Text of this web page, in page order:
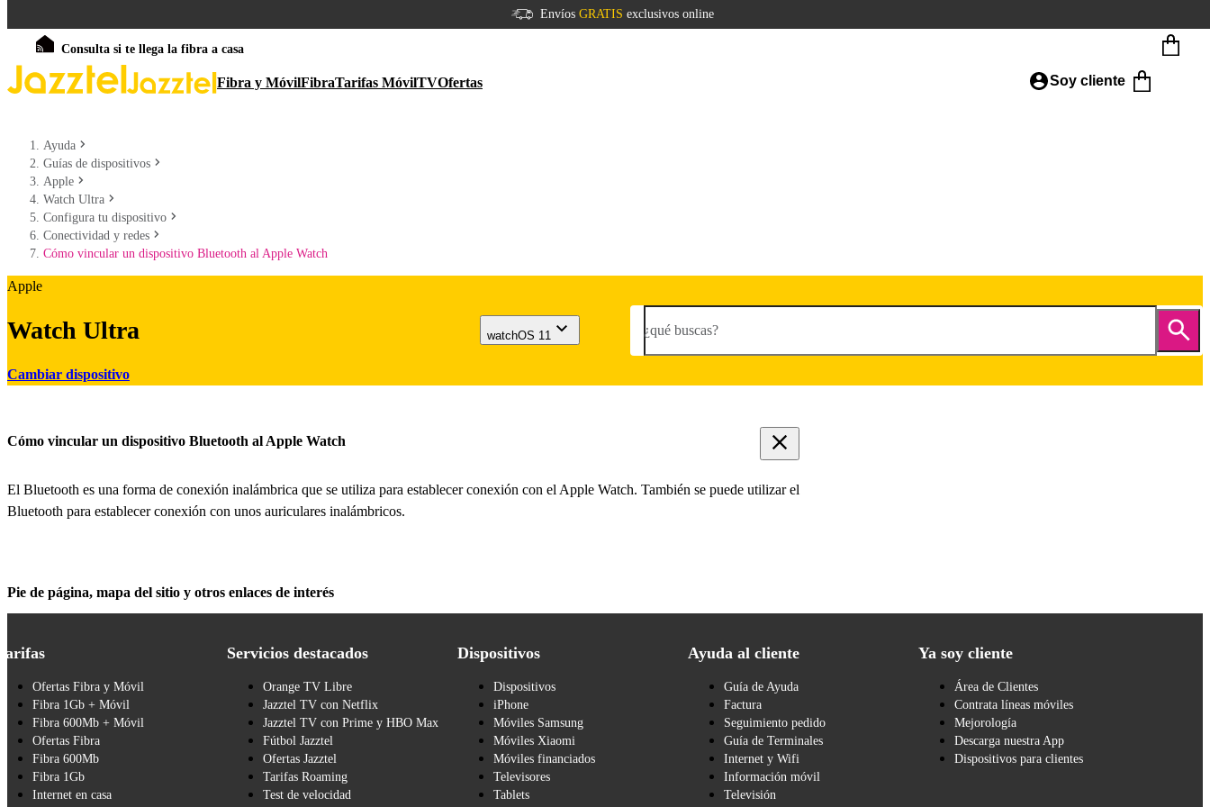
Envíos GRATIS exclusivos online
Consulta si te llega la fibra a casa
Fibra y MóvilFibraTarifas MóvilTVOfertas Soy cliente
Ayuda
Guías de dispositivos
Apple
Watch Ultra
Configura tu dispositivo
Conectividad y redes
Cómo vincular un dispositivo Bluetooth al Apple Watch
Apple
Watch Ultra
Cambiar dispositivo
watchOS 11 ¿qué buscas?
Cómo vincular un dispositivo Bluetooth al Apple Watch
El Bluetooth es una forma de conexión inalámbrica que se utiliza para establecer conexión con el Apple Watch. También se puede utilizar el
Bluetooth para establecer conexión con unos auriculares inalámbricos.
Pie de página, mapa del sitio y otros enlaces de interés
Ofertas Fibra y Móvil
Fibra 1Gb + Móvil
Fibra 600Mb + Móvil
Ofertas Fibra
Fibra 600Mb
Fibra 1Gb
Internet en casa
Servicios destacados
Orange TV Libre
Jazztel TV con Netflix
Jazztel TV con Prime y HBO Max
Fútbol Jazztel
Ofertas Jazztel
Tarifas Roaming
Test de velocidad
Dispositivos
Dispositivos
iPhone
Móviles Samsung
Móviles Xiaomi
Móviles financiados
Televisores
Tablets
Ayuda al cliente
Guía de Ayuda
Factura
Seguimiento pedido
Guía de Terminales
Internet y Wifi
Información móvil
Televisión
Ya soy cliente
Área de Clientes
Contrata líneas móviles
Mejorología
Descarga nuestra App
Dispositivos para clientes